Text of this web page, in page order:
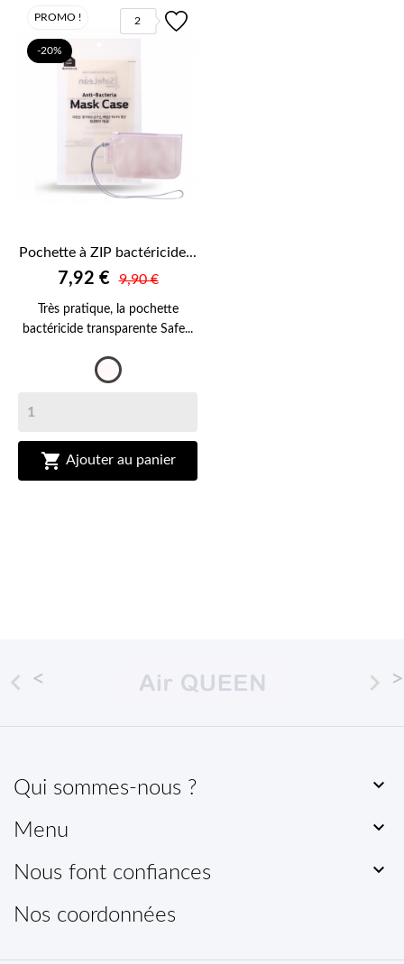
2
PROMO !
-20%
Pochette à ZIP bactéricide...
7,92 € 9,90 €
Très pratique, la pochette
bactéricide transparente Safe...
Transparent
 Ajouter au panier
 
Qui sommes-nous ? 
Menu 
Nous font confiances 
Nos coordonnées